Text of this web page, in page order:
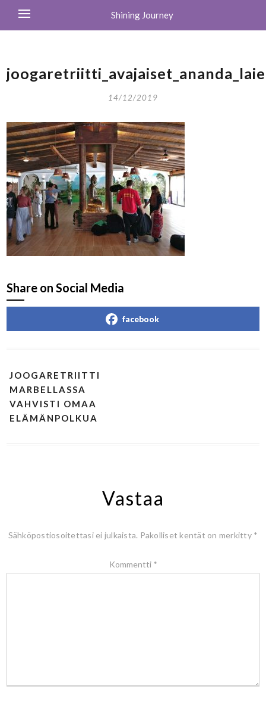
Shining Journey
joogaretriitti_avajaiset_ananda_laie
14/12/2019
Share on Social Media
facebook
JOOGARETRIITTI
MARBELLASSA
VAHVISTI OMAA
ELÄMÄNPOLKUA
Vastaa
Sähköpostiosoitettasi ei julkaista. Pakolliset kentät on merkitty *
Kommentti *